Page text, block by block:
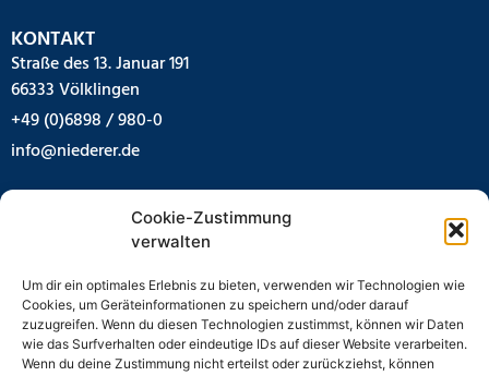
Cookie-Zustimmung
verwalten
Um dir ein optimales Erlebnis zu bieten, verwenden wir Technologien wie
Cookies, um Geräteinformationen zu speichern und/oder darauf
zuzugreifen. Wenn du diesen Technologien zustimmst, können wir Daten
wie das Surfverhalten oder eindeutige IDs auf dieser Website verarbeiten.
Wenn du deine Zustimmung nicht erteilst oder zurückziehst, können
KONTAKT
Straße des 13. Januar 191
66333 Völklingen
+49 (0)6898 / 980-0
info@niederer.de
IMPRESSUM
Datenschutz
STANDORTE
Völklingen